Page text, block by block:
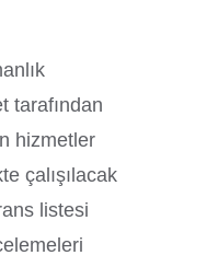
tarafından
hizmetler
çalışılacak
listesi